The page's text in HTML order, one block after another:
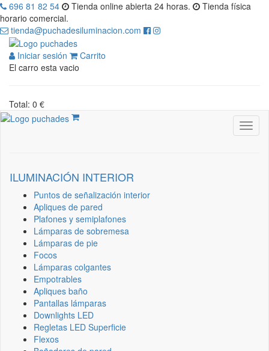
696 81 82 54 Tienda online abierta 24 horas.
Tienda física
horario comercial.
tienda@puchadesiluminacion.com
Iniciar sesión
Carrito
El carro esta vacio
Total: 0 €
ILUMINACIÓN INTERIOR
Puntos de señalización interior
Apliques de pared
Plafones y semiplafones
Lámparas de sobremesa
Lámparas de pie
Focos
Lámparas colgantes
Empotrables
Apliques baño
Pantallas lámparas
Downlights LED
Regletas LED Superficie
Flexos